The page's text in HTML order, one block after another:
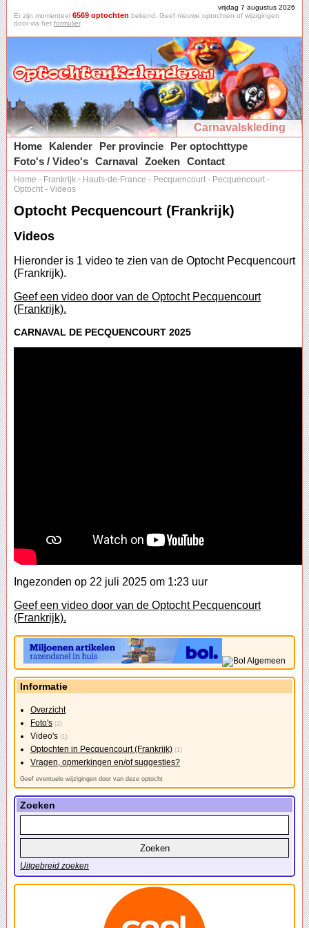
vrijdag 7 augustus 2026
Er zijn momenteel 6569 optochten bekend. Geef nieuwe optochten of wijzigingen
door via het formulier.
Carnavalskleding
Home
Kalender Per provincie
Per optochttype
Foto's / Video's Carnaval Zoeken Contact
Home - Frankrijk - Hauts-de-France - Pecquencourt - Pecquencourt -
Optocht - Videos
Optocht Pecquencourt (Frankrijk)
Videos
Hieronder is 1 video te zien van de Optocht Pecquencourt
(Frankrijk).
Geef een video door van de Optocht Pecquencourt
(Frankrijk).
CARNAVAL DE PECQUENCOURT 2025
Ingezonden op 22 juli 2025 om 1:23 uur
Geef een video door van de Optocht Pecquencourt
(Frankrijk).
Informatie
Overzicht
Foto's (2)
Video's (1)
Optochten in Pecquencourt (Frankrijk) (1)
Vragen, opmerkingen en/of suggesties?
Geef eventuele wijzigingen door van deze optocht
Zoeken
Uitgebreid zoeken